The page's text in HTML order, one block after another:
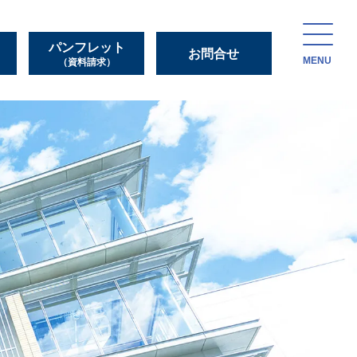
パンフレット
（資料請求）
お問合せ
MENU